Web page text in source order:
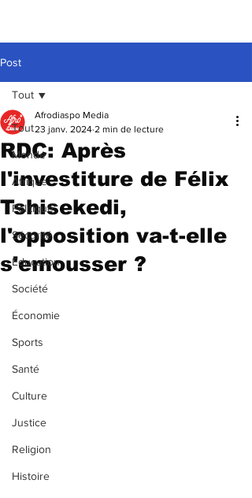
Post
Tout
Monde
Afrique
Politique
Sécurité
Education
Société
Économie
Sports
Santé
Culture
Justice
Religion
Histoire
Tout
RDC: Après
l'investiture de Félix
Tshisekedi,
l'opposition va-t-elle
s'emousser ?
Afrodiaspo Media
23 janv. 2024 2 min de lecture